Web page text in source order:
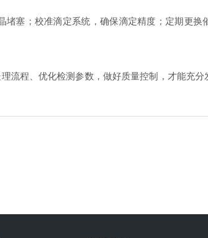
；校准滴定系统，确保滴定精度；定期更换
程、优化检测参数，做好质量控制，才能充分